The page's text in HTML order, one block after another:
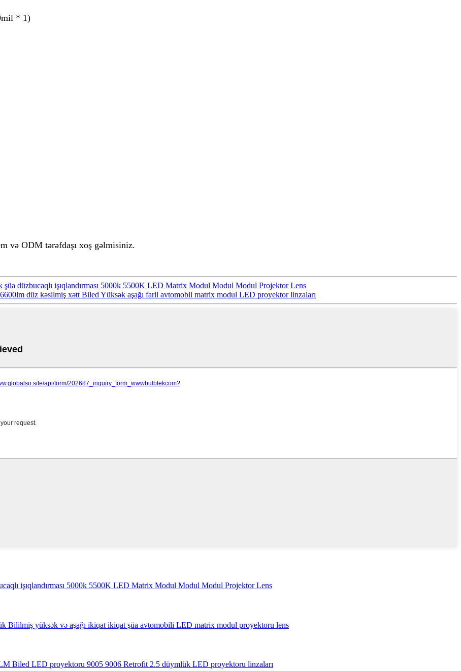
* 1)
və ODM tərəfdaşı xoş gəlmisiniz.
düzbucaqlı işıqlandırması 5000k 5500K LED Matrix Modul Modul Modul Projektor Lens
düz kəsilmiş xətt Biled Yüksək aşağı faril avtomobil matrix modul LED proyektor linzaları